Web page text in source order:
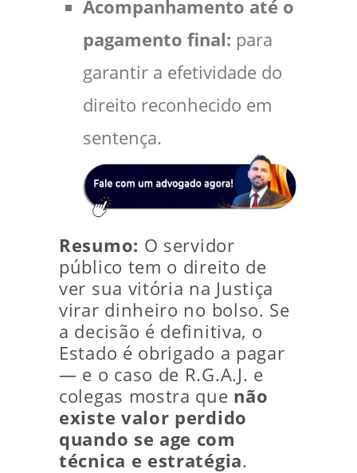
Acompanhamento até o
pagamento final: para
garantir a efetividade do
direito reconhecido em
sentença.
Resumo: O servidor
público tem o direito de
ver sua vitória na Justiça
virar dinheiro no bolso. Se
a decisão é definitiva, o
Estado é obrigado a pagar
— e o caso de R.G.A.J. e
colegas mostra que não
existe valor perdido
quando se age com
técnica e estratégia.